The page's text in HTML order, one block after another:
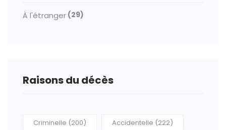
À l'étranger (29)
Raisons du décès
Criminelle (200) Accidentelle (222)